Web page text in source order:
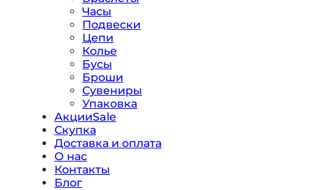
Часы
Подвески
Цепи
Колье
Бусы
Броши
Сувениры
Упаковка
АкцииSale
Скупка
Доставка и оплата
О нас
Контакты
Блог